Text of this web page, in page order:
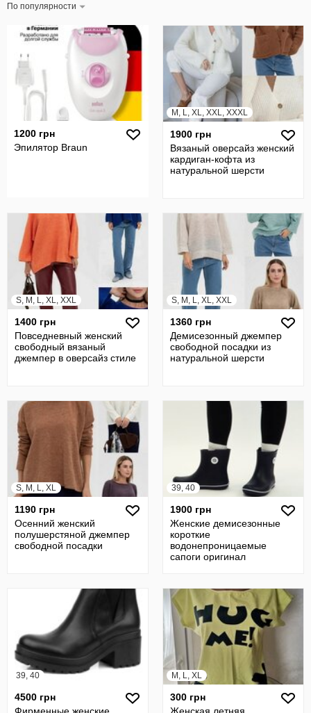
По популярности
1200 грн
Эпилятор Braun
M, L, XL, XXL, XXXL
1900 грн
Вязаный оверсайз женский
кардиган-кофта из
натуральной шерсти
S, M, L, XL, XXL
1400 грн
Повседневный женский
свободный вязаный
джемпер в оверсайз стиле
S, M, L, XL, XXL
1360 грн
Демисезонный джемпер
свободной посадки из
натуральной шерсти
S, M, L, XL
1190 грн
Осенний женский
полушерстяной джемпер
свободной посадки
39, 40
1900 грн
Женские демисезонные
короткие
водонепроницаемые
сапоги оригинал
39, 40
4500 грн
Фирменные женские
M, L, XL
300 грн
Женская летняя